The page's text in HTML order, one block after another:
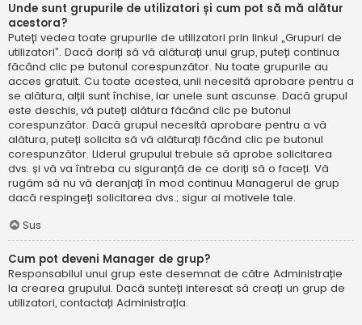
Unde sunt grupurile de utilizatori și cum pot să mă alătur
acestora?
Puteți vedea toate grupurile de utilizatori prin linkul „Grupuri de
utilizatori”. Dacă doriți să vă alăturați unui grup, puteți continua
făcând clic pe butonul corespunzător. Nu toate grupurile au
acces gratuit. Cu toate acestea, unii necesită aprobare pentru a
se alătura, alții sunt închise, iar unele sunt ascunse. Dacă grupul
este deschis, vă puteți alătura făcând clic pe butonul
corespunzător. Dacă grupul necesită aprobare pentru a vă
alătura, puteți solicita să vă alăturați făcând clic pe butonul
corespunzător. Liderul grupului trebuie să aprobe solicitarea
dvs. și vă va întreba cu siguranță de ce doriți să o faceți. Vă
rugăm să nu vă deranjați în mod continuu Managerul de grup
dacă respingeți solicitarea dvs.; sigur ai motivele tale.
Sus
Cum pot deveni Manager de grup?
Responsabilul unui grup este desemnat de către Administrație
la crearea grupului. Dacă sunteți interesat să creați un grup de
utilizatori, contactați Administrația.